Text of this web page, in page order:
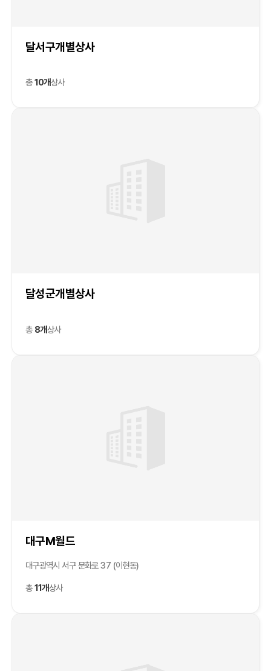
달서구개별상사
총10개상사
달성군개별상사
총 8개상사
대구M월드
대구광역시 서구 문화로 37 (이현동)
총11개상사